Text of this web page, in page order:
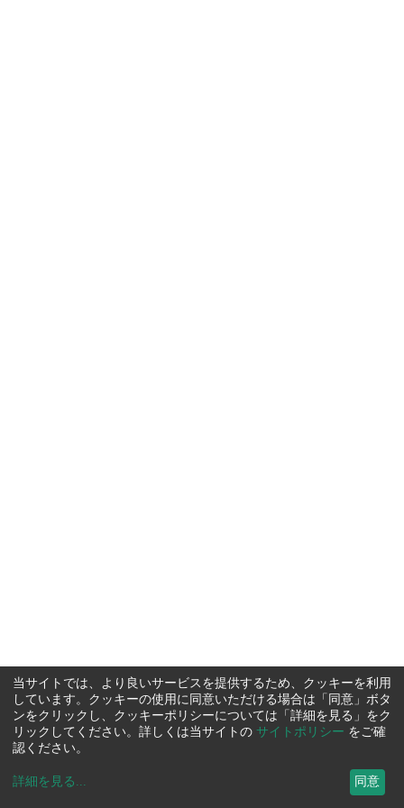
当サイトでは、より良いサービスを提供するため、クッキーを利用
しています。クッキーの使用に同意いただける場合は「同意」ボタ
ンをクリックし、クッキーポリシーについては「詳細を見る」をク
リックしてください。詳しくは当サイトの サイトポリシー をご確
認ください。
詳細を見る ... 同意